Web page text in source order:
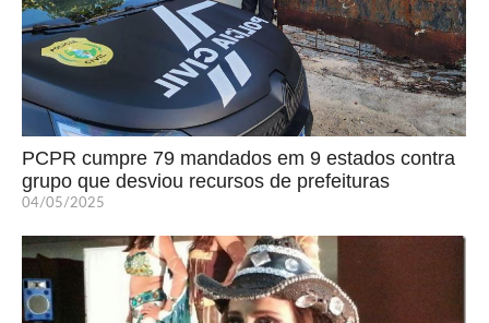
PCPR cumpre 79 mandados em 9 estados contra
grupo que desviou recursos de prefeituras
04/05/2025